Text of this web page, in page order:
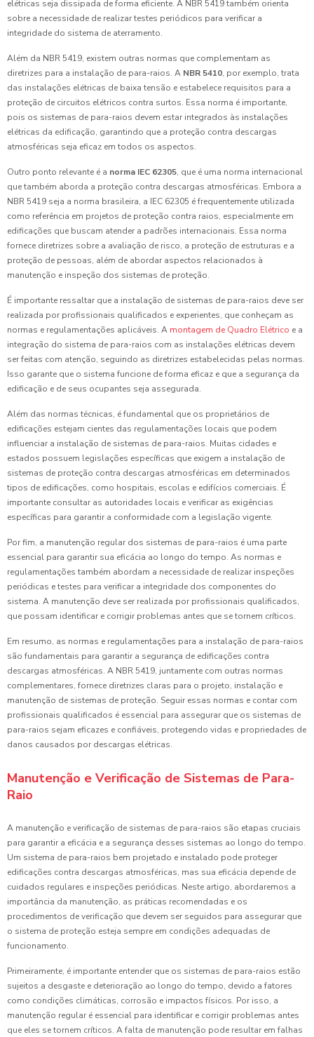
elétricas seja dissipada de forma eficiente. A NBR 5419 também orienta
sobre a necessidade de realizar testes periódicos para verificar a
integridade do sistema de aterramento.
Além da NBR 5419, existem outras normas que complementam as
diretrizes para a instalação de para-raios. A NBR 5410, por exemplo, trata
das instalações elétricas de baixa tensão e estabelece requisitos para a
proteção de circuitos elétricos contra surtos. Essa norma é importante,
pois os sistemas de para-raios devem estar integrados às instalações
elétricas da edificação, garantindo que a proteção contra descargas
atmosféricas seja eficaz em todos os aspectos.
Outro ponto relevante é a norma IEC 62305, que é uma norma internacional
que também aborda a proteção contra descargas atmosféricas. Embora a
NBR 5419 seja a norma brasileira, a IEC 62305 é frequentemente utilizada
como referência em projetos de proteção contra raios, especialmente em
edificações que buscam atender a padrões internacionais. Essa norma
fornece diretrizes sobre a avaliação de risco, a proteção de estruturas e a
proteção de pessoas, além de abordar aspectos relacionados à
manutenção e inspeção dos sistemas de proteção.
É importante ressaltar que a instalação de sistemas de para-raios deve ser
realizada por profissionais qualificados e experientes, que conheçam as
normas e regulamentações aplicáveis. A montagem de Quadro Elétrico e a
integração do sistema de para-raios com as instalações elétricas devem
ser feitas com atenção, seguindo as diretrizes estabelecidas pelas normas.
Isso garante que o sistema funcione de forma eficaz e que a segurança da
edificação e de seus ocupantes seja assegurada.
Além das normas técnicas, é fundamental que os proprietários de
edificações estejam cientes das regulamentações locais que podem
influenciar a instalação de sistemas de para-raios. Muitas cidades e
estados possuem legislações específicas que exigem a instalação de
sistemas de proteção contra descargas atmosféricas em determinados
tipos de edificações, como hospitais, escolas e edifícios comerciais. É
importante consultar as autoridades locais e verificar as exigências
específicas para garantir a conformidade com a legislação vigente.
Por fim, a manutenção regular dos sistemas de para-raios é uma parte
essencial para garantir sua eficácia ao longo do tempo. As normas e
regulamentações também abordam a necessidade de realizar inspeções
periódicas e testes para verificar a integridade dos componentes do
sistema. A manutenção deve ser realizada por profissionais qualificados,
que possam identificar e corrigir problemas antes que se tornem críticos.
Em resumo, as normas e regulamentações para a instalação de para-raios
são fundamentais para garantir a segurança de edificações contra
descargas atmosféricas. A NBR 5419, juntamente com outras normas
complementares, fornece diretrizes claras para o projeto, instalação e
manutenção de sistemas de proteção. Seguir essas normas e contar com
profissionais qualificados é essencial para assegurar que os sistemas de
para-raios sejam eficazes e confiáveis, protegendo vidas e propriedades de
danos causados por descargas elétricas.
Manutenção e Verificação de Sistemas de Para-
Raio
A manutenção e verificação de sistemas de para-raios são etapas cruciais
para garantir a eficácia e a segurança desses sistemas ao longo do tempo.
Um sistema de para-raios bem projetado e instalado pode proteger
edificações contra descargas atmosféricas, mas sua eficácia depende de
cuidados regulares e inspeções periódicas. Neste artigo, abordaremos a
importância da manutenção, as práticas recomendadas e os
procedimentos de verificação que devem ser seguidos para assegurar que
o sistema de proteção esteja sempre em condições adequadas de
funcionamento.
Primeiramente, é importante entender que os sistemas de para-raios estão
sujeitos a desgaste e deterioração ao longo do tempo, devido a fatores
como condições climáticas, corrosão e impactos físicos. Por isso, a
manutenção regular é essencial para identificar e corrigir problemas antes
que eles se tornem críticos. A falta de manutenção pode resultar em falhas